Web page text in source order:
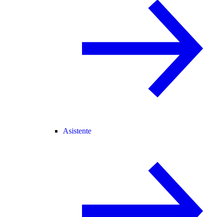
Asistente